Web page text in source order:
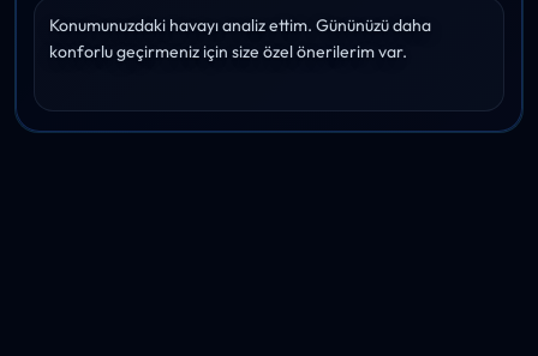
Konumunuzdaki havayı analiz ettim. Gününüzü daha
konforlu geçirmeniz için size özel önerilerim var.